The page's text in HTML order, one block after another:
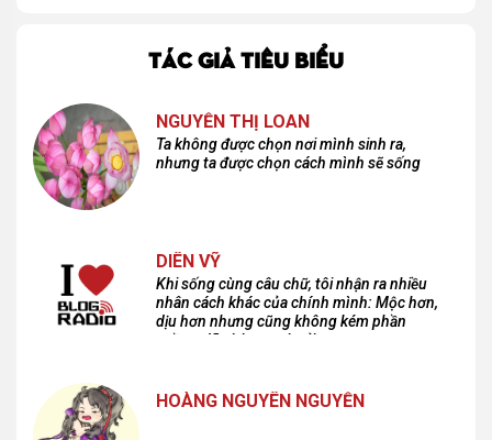
TÁC GIẢ TIÊU BIỂU
NGUYỄN THỊ LOAN
Ta không được chọn nơi mình sinh ra,
nhưng ta được chọn cách mình sẽ sống
DIÊN VỸ
Khi sống cùng câu chữ, tôi nhận ra nhiều
nhân cách khác của chính mình: Mộc hơn,
dịu hơn nhưng cũng không kém phần
cuồng dã và hoang hoải...
HOÀNG NGUYÊN NGUYỄN